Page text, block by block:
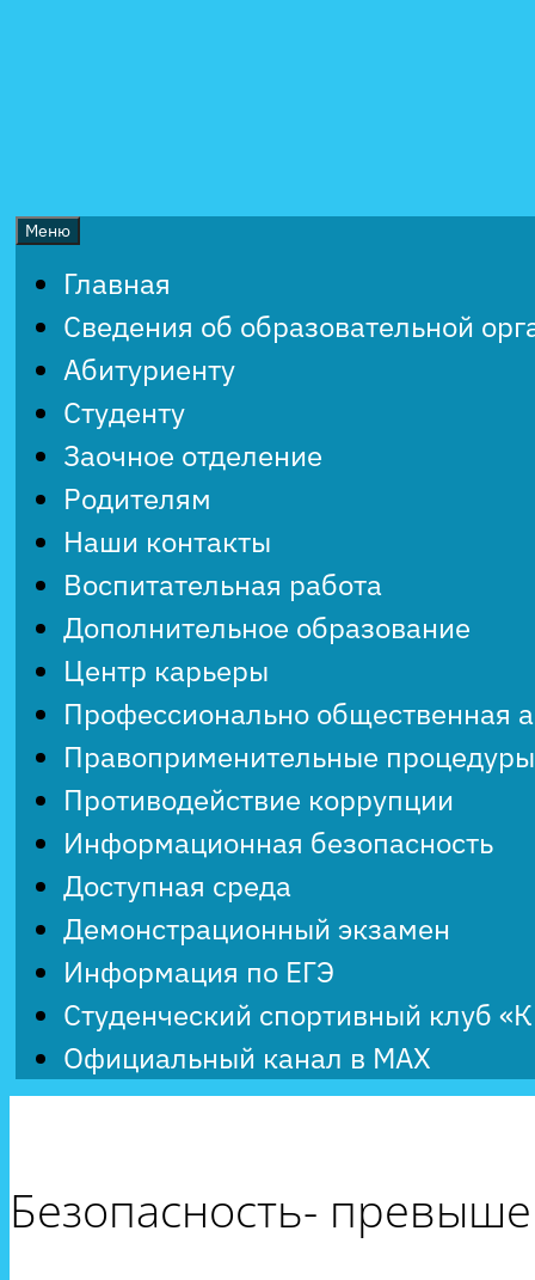
Меню
Главная
Сведения об образовательной
Абитуриенту
Студенту
Заочное отделение
Родителям
Наши контакты
Воспитательная работа
Дополнительное образование
Центр карьеры
Профессионально общественная
Правоприменительные процедуры
Противодействие коррупции
Информационная безопасность
Доступная среда
Демонстрационный экзамен
Информация по ЕГЭ
Студенческий спортивный клуб
Официальный канал в MAX
Безопасность-